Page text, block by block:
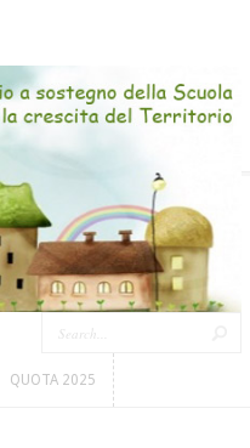
QUOTA 2025